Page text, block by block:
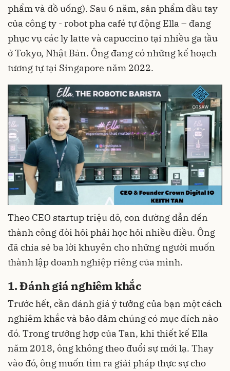
phẩm và đồ uống). Sau 6 năm, sản phẩm đầu tay
của công ty - robot pha café tự động Ella – đang
phục vụ các ly latte và capuccino tại nhiều ga tầu
ở Tokyo, Nhật Bản. Ông đang có những kế hoạch
tương tự tại Singapore năm 2022.
Theo CEO startup triệu đô, con đường dẫn đến
thành công đòi hỏi phải học hỏi nhiều điều. Ông
đã chia sẻ ba lời khuyên cho những người muốn
thành lập doanh nghiệp riêng của mình.
1. Đánh giá nghiêm khắc
Trước hết, cần đánh giá ý tưởng của bạn một cách
nghiêm khắc và bảo đảm chúng có mục đích nào
đó. Trong trưởng hợp của Tan, khi thiết kế Ella
năm 2018, ông không theo đuổi sự mới lạ. Thay
vào đó, ông muốn tìm ra giải pháp thực sự cho